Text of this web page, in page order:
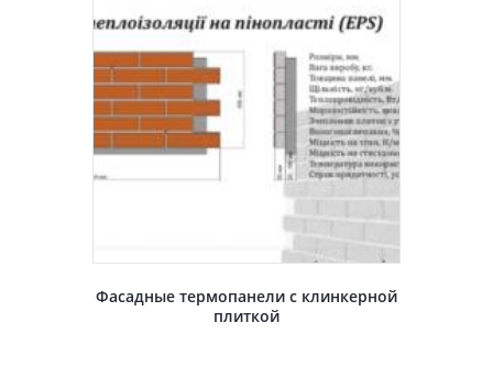
Фасадные термопанели с клинкерной
плиткой